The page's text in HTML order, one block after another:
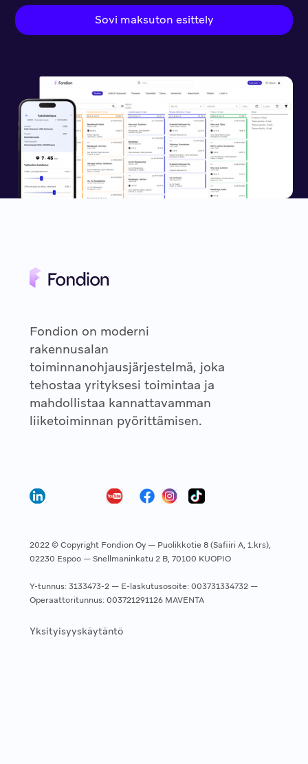
Sovi maksuton esittely
Fondion on moderni
rakennusalan
toiminnanohjausjärjestelmä, joka
tehostaa yrityksesi toimintaa ja
mahdollistaa kannattavamman
liiketoiminnan pyörittämisen.
2022 © Copyright Fondion Oy — Puolikkotie 8 (Safiiri A, 1.krs),
02230 Espoo — Snellmaninkatu 2 B, 70100 KUOPIO
Y-tunnus: 3133473-2 — E-laskutusosoite: 003731334732 —
Operaattoritunnus: 003721291126 MAVENTA
Yksityisyyskäytäntö